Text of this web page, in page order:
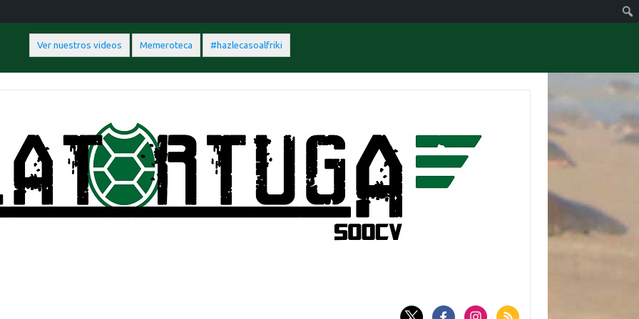
Ver nuestros videos Memeroteca #hazlecasoalfriki